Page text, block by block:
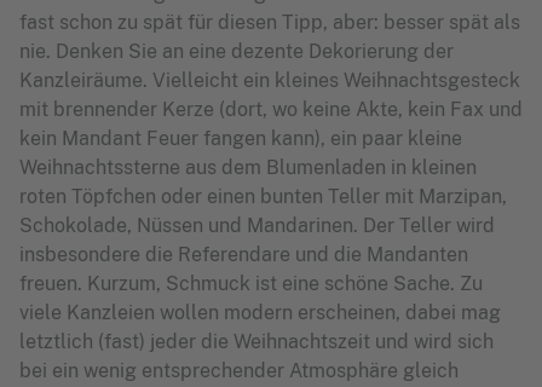
fast schon zu spät für diesen Tipp, aber: besser spät als
nie. Denken Sie an eine dezente Dekorierung der
Kanzleiräume. Vielleicht ein kleines Weihnachtsgesteck
mit brennender Kerze (dort, wo keine Akte, kein Fax und
kein Mandant Feuer fangen kann), ein paar kleine
Weihnachtssterne aus dem Blumenladen in kleinen
roten Töpfchen oder einen bunten Teller mit Marzipan,
Schokolade, Nüssen und Mandarinen. Der Teller wird
insbesondere die Referendare und die Mandanten
freuen. Kurzum, Schmuck ist eine schöne Sache. Zu
viele Kanzleien wollen modern erscheinen, dabei mag
letztlich (fast) jeder die Weihnachtszeit und wird sich
bei ein wenig entsprechender Atmosphäre gleich